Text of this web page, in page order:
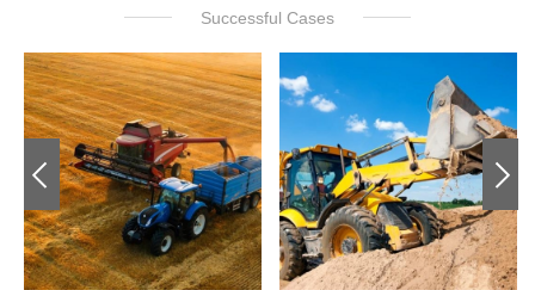
Successful Cases